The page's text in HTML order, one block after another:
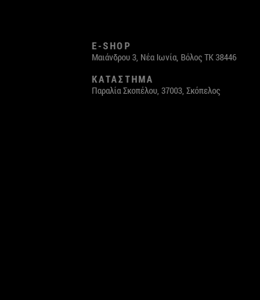
E-SHOP
Μαιάνδρου 3, Νέα Ιωνία, Βόλος ΤΚ 38446
ΚΑΤΑΣΤΗΜΑ
Παραλία Σκοπέλου, 37003, Σκόπελος